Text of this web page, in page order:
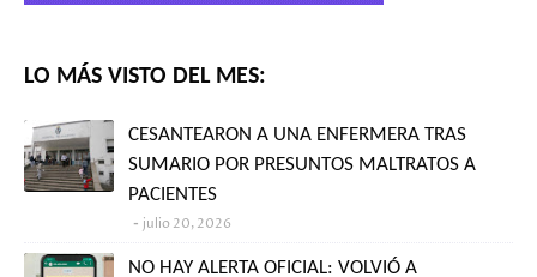
LO MÁS VISTO DEL MES:
CESANTEARON A UNA ENFERMERA TRAS
SUMARIO POR PRESUNTOS MALTRATOS A
PACIENTES
julio 20, 2026
NO HAY ALERTA OFICIAL: VOLVIÓ A